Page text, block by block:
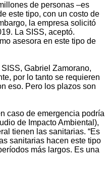
de personas –es
este tipo, con un costo de
la empresa solicitó
La SISS, aceptó.
asesora en este tipo de
Gabriel Zamorano,
por lo tanto se requieren
eso. Pero los plazos son
caso de emergencia podría
de Impacto Ambiental),
tienen las sanitarias. “Es
sanitarias hacen este tipo
más largos. Es una